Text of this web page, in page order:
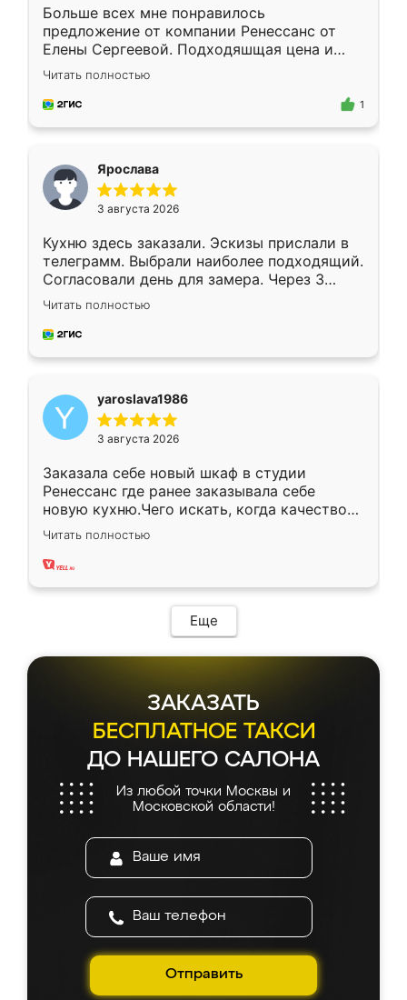
Больше всех мне понравилось
предложение от компании Ренессанс от
Елены Сергеевой. Подходяшщая цена и
короткие сроки изготовления. Приехавший
для замера сотрудник Владислав
предложил по моему эскизу самый
Читать полностью
1
Ярослава
3 августа 2026
Кухню здесь заказали. Эскизы прислали в
телеграмм. Выбрали наиболее подходящий.
Согласовали день для замера. Через 3
недели кухня была уже готова. Остались
довольны работой. Спасибо Ренессанс
мебель за качественную работу!
Читать полностью
yaroslava1986
3 августа 2026
Заказала себе новый шкаф в студии
Ренессанс где ранее заказывала себе
новую кухню.Чего искать, когда качеством
вполне довольна. Служит кухня уже почти
два года, нареканий нет.
Читать полностью
Еще
ЗАКАЗАТЬ
БЕСПЛАТНОЕ ТАКСИ
ДО НАШЕГО САЛОНА
Из любой точки Москвы и
Московской области!
Отправить